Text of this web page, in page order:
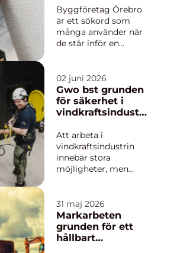
villagrunder,
industrigolv och
utsa...
Byggföretag Örebro
är ett sökord som
många använder när
de står inför en
mindre projekt på
tomten. När en familj
eller fastighetsägare
ska välja sa...
02 juni 2026
Gwo bst grunden
för säkerhet i
vindkraftsindustri
Att arbeta i
vindkraftsindustrin
innebär stora
möjligheter, men
väderförhållanden och
avancerad utrustning
kräver att varje
tekniker har rätt
31 maj 2026
Markarbeten
grunden för ett
hållbart